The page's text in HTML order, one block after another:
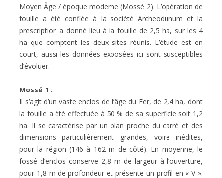
Moyen Âge / époque moderne (Mossé 2). L’opération de
fouille a été confiée à la société Archeodunum et la
prescription a donné lieu à la fouille de 2,5 ha, sur les 4
ha que comptent les deux sites réunis. L’étude est en
court, aussi les données exposées ici sont susceptibles
d’évoluer.
Mossé 1 :
Il s’agit d’un vaste enclos de l’âge du Fer, de 2,4 ha, dont
la fouille a été effectuée à 50 % de sa superficie soit 1,2
ha. Il se caractérise par un plan proche du carré et des
dimensions particulièrement grandes, voire inédites,
pour la région (146 à 162 m de côté). En moyenne, le
fossé d’enclos conserve 2,8 m de largeur à l’ouverture,
pour 1,8 m de profondeur et présente un profil en « V ».